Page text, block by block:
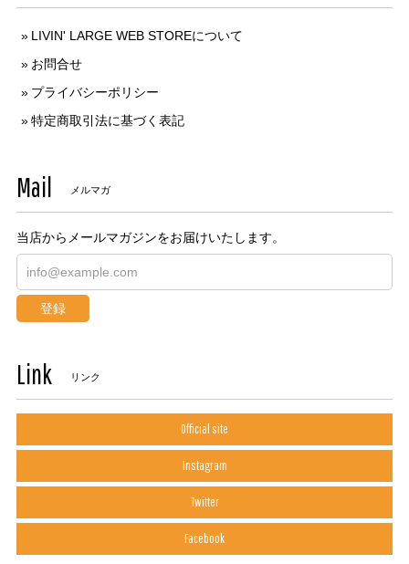
LIVIN' LARGE WEB STOREについて
お問合せ
プライバシーポリシー
特定商取引法に基づく表記
Mail メルマガ
当店からメールマガジンをお届けいたします。
登録
Link リンク
Official site
Instagram
Twitter
Facebook